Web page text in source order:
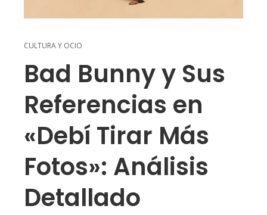
CULTURA Y OCIO
Bad Bunny y Sus
Referencias en
«Debí Tirar Más
Fotos»: Análisis
Detallado